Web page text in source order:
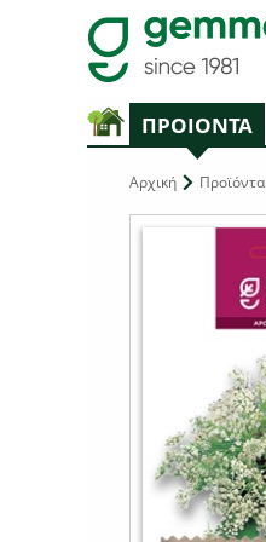
ΠΡΟΙΟΝΤΑ
Αρχική Προϊόντα